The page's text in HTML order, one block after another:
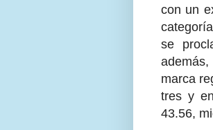
con un
se
además,
marca
tres y
43.56,